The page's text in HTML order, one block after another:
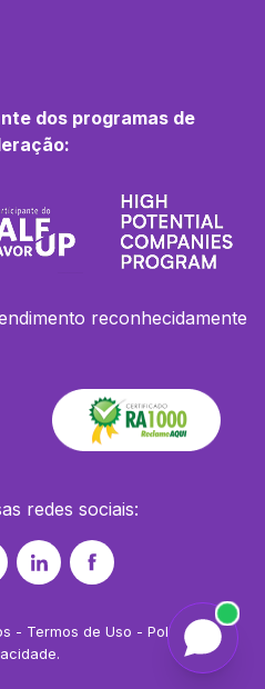
dos programas de
reconhecidamente
redes sociais:
- Termos de Uso - Política de
.